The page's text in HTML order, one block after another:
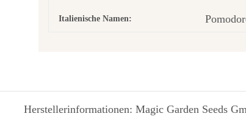
Italienische Namen:
Herstellerinformationen: Magic Garden Seeds